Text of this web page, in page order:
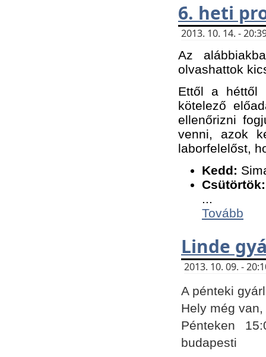
6. heti
2013. 10. 14. -
Az
olvashattok
Ettől a héttől
kötelező
ellenőrizni
venni, azok
laborfelelőst,
Kedd:
Csütörtök:
...
Tovább
Linde
2013. 10. 09. -
A pénteki
Hely még
Pénteken
budapesti